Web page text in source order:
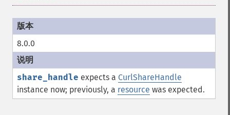
8.0.0
share_handle expects a CurlShareHandle
instance now; previously, a resource was expected.